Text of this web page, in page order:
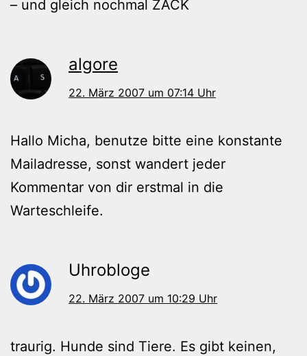
– und gleich nochmal ZACK
algore
22. März 2007 um 07:14 Uhr
Hallo Micha, benutze bitte eine konstante
Mailadresse, sonst wandert jeder
Kommentar von dir erstmal in die
Warteschleife.
Uhrobloge
22. März 2007 um 10:29 Uhr
traurig. Hunde sind Tiere. Es gibt keinen,